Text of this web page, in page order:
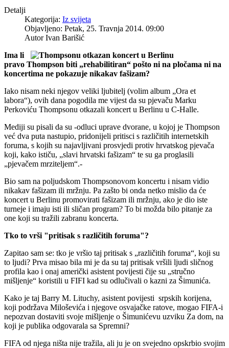
Detalji
Kategorija: Iz svijeta
Objavljeno: Petak, 25. Travnja 2014. 09:00
AutorIvan Barišić
Ima li
pravo Thompson biti „rehabilitiran“ pošto ni na pločama ni na
koncertima ne pokazuje nikakav fašizam?
Iako nisam neki njegov veliki ljubitelj (volim album „Ora et
labora“), ovih dana pogodila me vijest da su pjevaču Marku
Perkoviću Thompsonu otkazali koncert u Berlinu u C-Halle.
Mediji su pisali da su -odluci uprave dvorane, u kojoj je Thompson
već dva puta nastupio, pridonijeli pritisci s različitih internetskih
foruma, s kojih su najavljivani prosvjedi protiv hrvatskog pjevača
koji, kako ističu, „slavi hrvatski fašizam“ te su ga proglasili
„pjevačem mrziteljem“.-
Bio sam na poljudskom Thompsonovom koncertu i nisam vidio
nikakav fašizam ili mržnju. Pa zašto bi onda netko mislio da će
koncert u Berlinu promovirati fašizam ili mržnju, ako je dio iste
turneje i imaju isti ili sličan program? To bi možda bilo pitanje za
one koji su tražili zabranu koncerta.
Tko to vrši "pritisak s različitih foruma"?
Zapitao sam se: tko je vršio taj pritisak s „različitih foruma“, koji su
to ljudi? Prva misao bila mi je da su taj pritisak vršili ljudi sličnog
profila kao i onaj američki asistent povijesti čije su „stručno
mišljenje“ koristili u FIFI kad su odlučivali o kazni za Šimunića.
Kako je taj Barry M. Lituchy, asistent povijesti srpskih korijena,
koji podržava Miloševića i njegove osvajačke ratove, mogao FIFA-i
nepozvan dostaviti svoje mišljenje o Šimunićevu uzviku Za dom, na
koji je publika odgovarala sa Spremni?
FIFA od njega ništa nije tražila, ali ju je on svejedno opskrbio svojim